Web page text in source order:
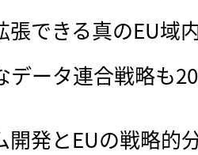
張できる真のEU域
データ連合戦略も
発とEUの戦略的